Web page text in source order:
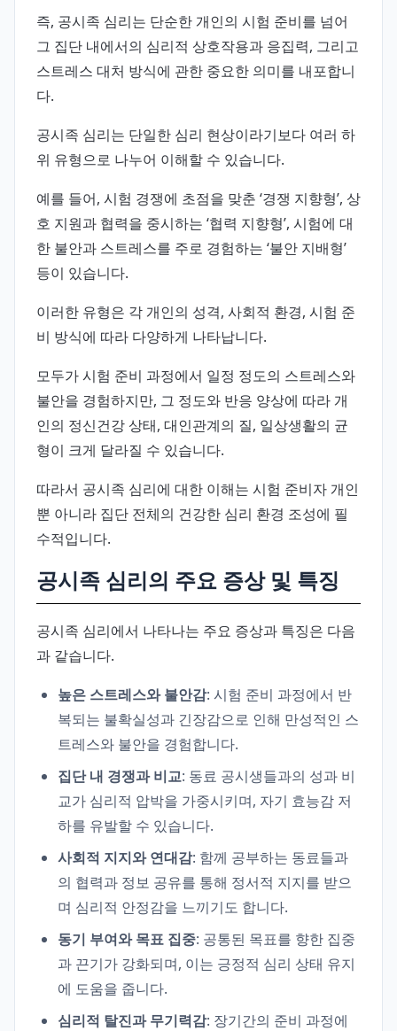
즉, 공시족 심리는 단순한 개인의 시험 준비를 넘어
그 집단 내에서의 심리적 상호작용과 응집력, 그리고
스트레스 대처 방식에 관한 중요한 의미를 내포합니
다.
공시족 심리는 단일한 심리 현상이라기보다 여러 하
위 유형으로 나누어 이해할 수 있습니다.
예를 들어, 시험 경쟁에 초점을 맞춘 ‘경쟁 지향형’, 상
호 지원과 협력을 중시하는 ‘협력 지향형’, 시험에 대
한 불안과 스트레스를 주로 경험하는 ‘불안 지배형’
등이 있습니다.
이러한 유형은 각 개인의 성격, 사회적 환경, 시험 준
비 방식에 따라 다양하게 나타납니다.
모두가 시험 준비 과정에서 일정 정도의 스트레스와
불안을 경험하지만, 그 정도와 반응 양상에 따라 개
인의 정신건강 상태, 대인관계의 질, 일상생활의 균
형이 크게 달라질 수 있습니다.
따라서 공시족 심리에 대한 이해는 시험 준비자 개인
뿐 아니라 집단 전체의 건강한 심리 환경 조성에 필
수적입니다.
공시족 심리의 주요 증상 및 특징
공시족 심리에서 나타나는 주요 증상과 특징은 다음
과 같습니다.
높은 스트레스와 불안감: 시험 준비 과정에서 반
복되는 불확실성과 긴장감으로 인해 만성적인 스
트레스와 불안을 경험합니다.
집단 내 경쟁과 비교: 동료 공시생들과의 성과 비
교가 심리적 압박을 가중시키며, 자기 효능감 저
하를 유발할 수 있습니다.
사회적 지지와 연대감: 함께 공부하는 동료들과
의 협력과 정보 공유를 통해 정서적 지지를 받으
며 심리적 안정감을 느끼기도 합니다.
동기 부여와 목표 집중: 공통된 목표를 향한 집중
과 끈기가 강화되며, 이는 긍정적 심리 상태 유지
에 도움을 줍니다.
심리적 탈진과 무기력감: 장기간의 준비 과정에